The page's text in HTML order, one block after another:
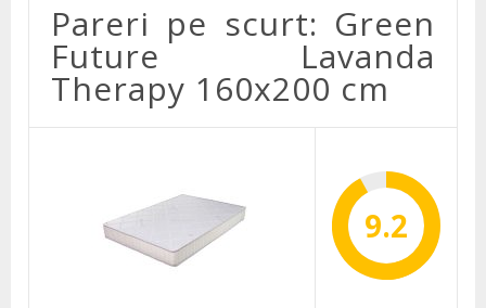
Pareri pe scurt: Green
Future Lavanda
Therapy 160x200 cm
9.2